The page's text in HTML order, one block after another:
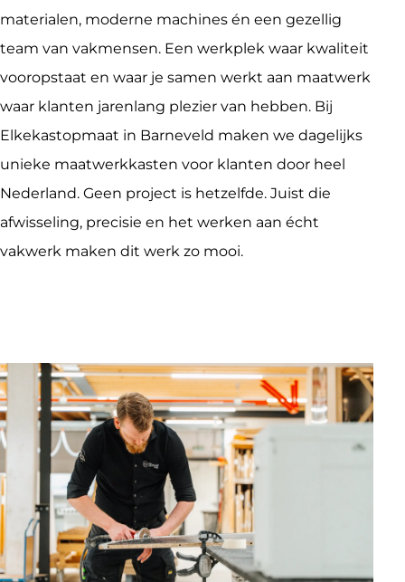
materialen, moderne machines én een gezellig
team van vakmensen. Een werkplek waar kwaliteit
vooropstaat en waar je samen werkt aan maatwerk
waar klanten jarenlang plezier van hebben. Bij
Elkekastopmaat in Barneveld maken we dagelijks
unieke maatwerkkasten voor klanten door heel
Nederland. Geen project is hetzelfde. Juist die
afwisseling, precisie en het werken aan écht
vakwerk maken dit werk zo mooi.